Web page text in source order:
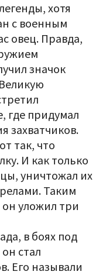
хотя
с военным
овец. Правда,
значок
где придумал
захватчиков.
так, что
И как только
уничтожал их
Таким
он уложил три
в боях под
стал
Его называли